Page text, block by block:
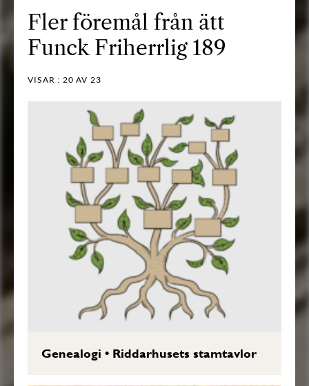
Fler föremål från ätt
Funck Friherrlig 189
VISAR : 20 AV 23
Genealogi • Riddarhusets stamtavlor